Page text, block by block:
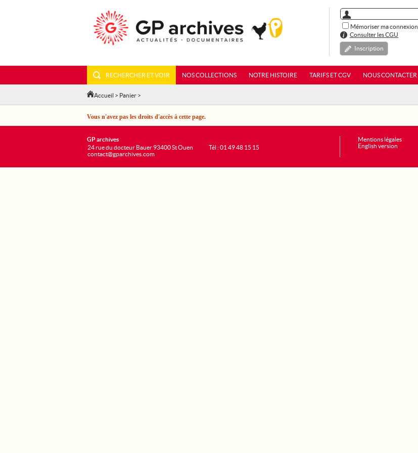
Mémoriser ma connexion
Consulter les CGU
Inscription
RECHERCHER ET VOIR NOS COLLECTIONS NOTRE HISTOIRE TARIFS ET CGV NOUS CONTACTER
Accueil > Panier >
Vous n'avez pas les droits d'accès à cette page.
GP archives
24 rue du docteur Bauer 93400 St Ouen
contact@gparchives.com
Tél : 01 49 48 15 15
Mentions légales
English version